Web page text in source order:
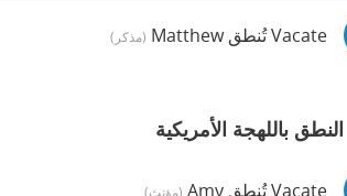
Vacate تُنطق Matthew (مذكر)
النطق باللهجة الأمريكية
Vacate تُنطق Amy (مؤنث)